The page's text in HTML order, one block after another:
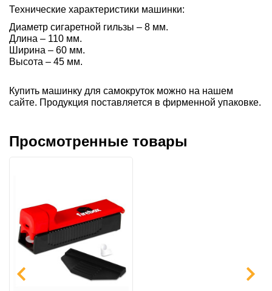
Технические характеристики машинки:
Диаметр сигаретной гильзы – 8 мм.
Длина – 110 мм.
Ширина – 60 мм.
Высота – 45 мм.
Купить машинку для самокруток можно на нашем
сайте. Продукция поставляется в фирменной упаковке.
Просмотренные товары